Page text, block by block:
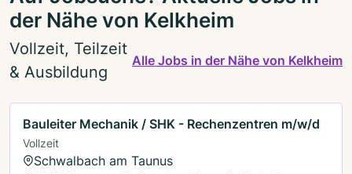
der Nähe von Kelkheim
Vollzeit, Teilzeit
& Ausbildung
Alle Jobs in der Nähe von Kelkheim
Bauleiter Mechanik / SHK - Rechenzentren m/w/d
Vollzeit
Schwalbach am Taunus